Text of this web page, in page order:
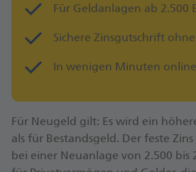
Für Geldanlagen ab 2.500
Sichere Zinsgutschrift
In wenigen Minuten
Für Neugeld gilt: Es wird ein
als für Bestandsgeld. Der feste
bei einer Neuanlage von 2.500 bis